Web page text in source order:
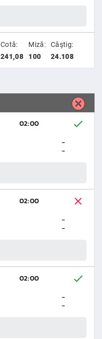
Cotă:
241,08
Miză:
100
Câştig:
24.108
02:00
-
-
02:00
-
-
02:00
-
-